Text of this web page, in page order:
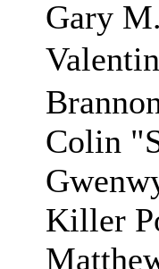
Gary
Colin
Killer